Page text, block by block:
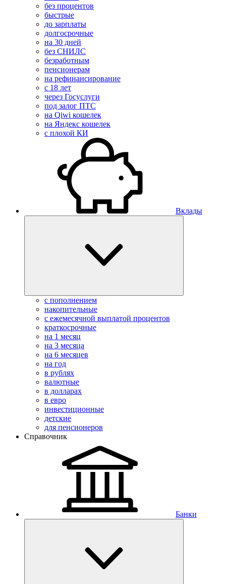
без процентов
быстрые
до зарплаты
долгосрочные
на 30 дней
без СНИЛС
безработным
пенсионерам
на рефинансирование
с 18 лет
через Госуслуги
под залог ПТС
на Qiwi кошелек
на Яндекс кошелек
с плохой КИ
Вклады
с пополнением
накопительные
с ежемесячной выплатой процентов
краткосрочные
на 1 месяц
на 3 месяца
на 6 месяцев
на год
в рублях
валютные
в долларах
в евро
инвестиционные
детские
для пенсионеров
Справочник
Банки